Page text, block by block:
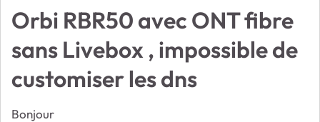
Orbi RBR50 avec ONT fibre
sans Livebox , impossible de
customiser les dns
Bonjour